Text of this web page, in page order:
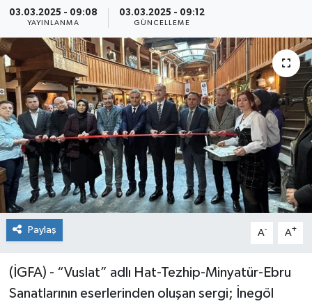
03.03.2025 - 09:08
YAYINLANMA
03.03.2025 - 09:12
GÜNCELLEME
Paylaş A- A+
(İGFA) - “Vuslat” adlı Hat-Tezhip-Minyatür-Ebru
Sanatlarının eserlerinden oluşan sergi; İnegöl
Siyaset
Spor
Teknoloji
Türkiye